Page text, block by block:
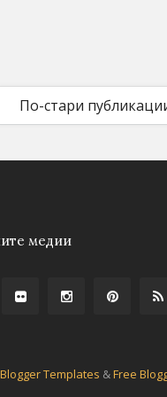
По-стари
медии
Templates &Free